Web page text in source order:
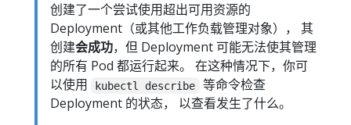
创建了一个尝试使用超出可用资源的
Deployment（或其他工作负载管理对象）， 其
创建会成功，但 Deployment 可能无法使其管理
的所有 Pod 都运行起来。 在这种情况下，你可
以使用
kubectl describe
等命令检查
Deployment 的状态， 以查看发生了什么。